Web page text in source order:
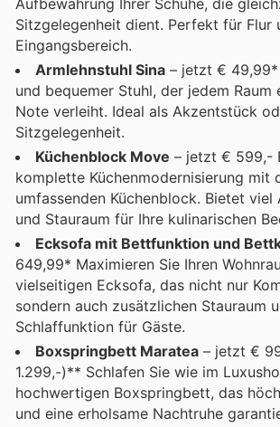
Sitzgelegenheit dient. Perfekt für Flur
Eingangsbereich.
Armlehnstuhl Sina – jetzt €
und bequemer Stuhl, der jedem Raum
Note verleiht. Ideal als Akzentstück
Sitzgelegenheit.
Küchenblock Move – jetzt € 599,-
komplette Küchenmodernisierung mit
umfassenden Küchenblock. Bietet viel
und Stauraum für Ihre kulinarischen
Ecksofa mit Bettfunktion und
649,99* Maximieren Sie Ihren
vielseitigen Ecksofa, das nicht nur
sondern auch zusätzlichen Stauraum
Schlaffunktion für Gäste.
Boxspringbett Maratea – jetzt €
1.299,-)** Schlafen Sie wie im
hochwertigen Boxspringbett, das
und eine erholsame Nachtruhe